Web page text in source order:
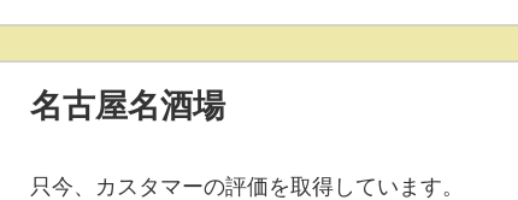
名古屋名酒場
只今、カスタマーの評価を取得しています。